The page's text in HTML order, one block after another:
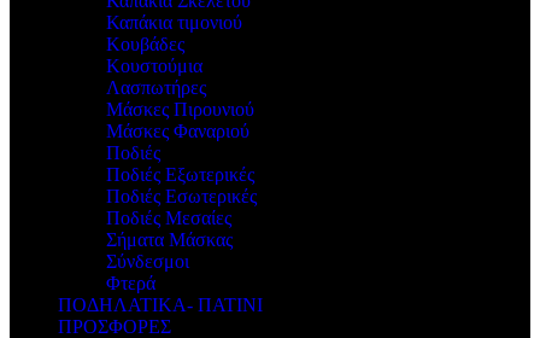
Καπάκια τιμονιού
Κουβάδες
Κουστούμια
Λασπωτήρες
Μάσκες Πιρουνιού
Μάσκες Φαναριού
Ποδιές
Ποδιές Εξωτερικές
Ποδιές Εσωτερικές
Ποδιές Μεσαίες
Σήματα Μάσκας
Σύνδεσμοι
Φτερά
ΠΟΔΗΛΑΤΙΚΑ- ΠΑΤΙΝΙ
ΠΡΟΣΦΟΡΕΣ